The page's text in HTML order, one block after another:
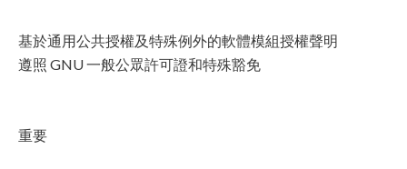
基於通用公共授權及特殊例外的軟體模組授權聲明
遵照 GNU 一般公眾許可證和特殊豁免
重要